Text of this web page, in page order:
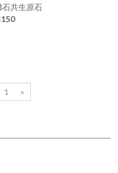
共生原石
1 »